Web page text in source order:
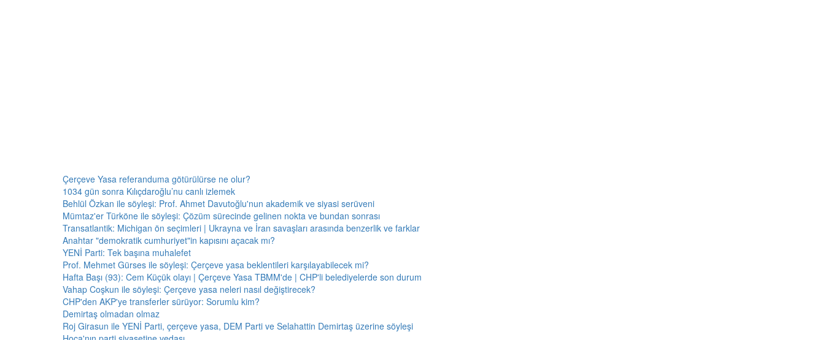
Çerçeve Yasa referanduma götürülürse ne olur?
1034 gün sonra Kılıçdaroğlu’nu canlı izlemek
Behlül Özkan ile söyleşi: Prof. Ahmet Davutoğlu'nun akademik ve siyasi serüveni
Mümtaz'er Türköne ile söyleşi: Çözüm sürecinde gelinen nokta ve bundan sonrası
Transatlantik: Michigan ön seçimleri | Ukrayna ve İran savaşları arasında benzerlik ve farklar
Anahtar "demokratik cumhuriyet"in kapısını açacak mı?
YENİ Parti: Tek başına muhalefet
Prof. Mehmet Gürses ile söyleşi: Çerçeve yasa beklentileri karşılayabilecek mi?
Hafta Başı (93): Cem Küçük olayı | Çerçeve Yasa TBMM'de | CHP'li belediyelerde son durum
Vahap Coşkun ile söyleşi: Çerçeve yasa neleri nasıl değiştirecek?
CHP'den AKP'ye transferler sürüyor: Sorumlu kim?
Demirtaş olmadan olmaz
Roj Girasun ile YENİ Parti, çerçeve yasa, DEM Parti ve Selahattin Demirtaş üzerine söyleşi